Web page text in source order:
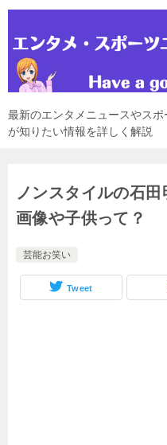
最新のエンタメニュースやス
が知りたい情報を詳しく解説
ノンスタイルの石
画像や子供って？
芸能お笑い
Tweet